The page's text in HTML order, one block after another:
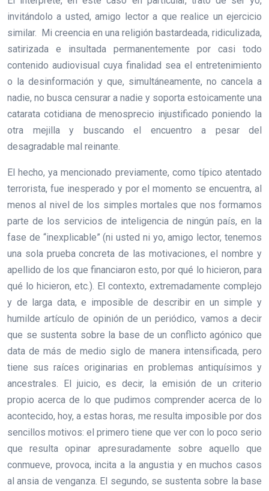
invitándolo a usted, amigo lector a que realice un ejercicio
similar. Mi creencia en una religión bastardeada, ridiculizada,
satirizada e insultada permanentemente por casi todo
contenido audiovisual cuya finalidad sea el entretenimiento
o la desinformación y que, simultáneamente, no cancela a
nadie, no busca censurar a nadie y soporta estoicamente una
catarata cotidiana de menosprecio injustificado poniendo la
otra mejilla y buscando el encuentro a pesar del
desagradable mal reinante.
El hecho, ya mencionado previamente, como típico atentado
terrorista, fue inesperado y por el momento se encuentra, al
menos al nivel de los simples mortales que nos formamos
parte de los servicios de inteligencia de ningún país, en la
fase de “inexplicable” (ni usted ni yo, amigo lector, tenemos
una sola prueba concreta de las motivaciones, el nombre y
apellido de los que financiaron esto, por qué lo hicieron, para
qué lo hicieron, etc.). El contexto, extremadamente complejo
y de larga data, e imposible de describir en un simple y
humilde artículo de opinión de un periódico, vamos a decir
que se sustenta sobre la base de un conflicto agónico que
data de más de medio siglo de manera intensificada, pero
tiene sus raíces originarias en problemas antiquísimos y
ancestrales. El juicio, es decir, la emisión de un criterio
propio acerca de lo que pudimos comprender acerca de lo
acontecido, hoy, a estas horas, me resulta imposible por dos
sencillos motivos: el primero tiene que ver con lo poco serio
que resulta opinar apresuradamente sobre aquello que
conmueve, provoca, incita a la angustia y en muchos casos
al ansia de venganza. El segundo, se sustenta sobre la base